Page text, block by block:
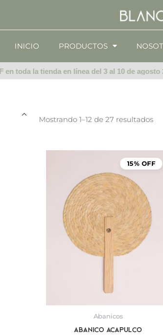
INICIO
PRODUCTOS
toda la tienda en línea del 3 al 10 de agosto
Mostrando 1–12 de 27 resultados
15% OFF
Abanicos
Abanico Acapulco